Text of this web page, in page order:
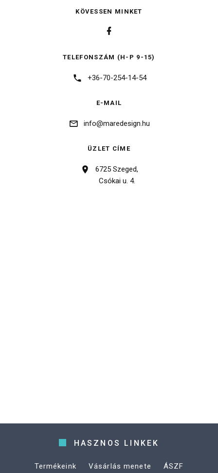
KÖVESSEN MINKET
TELEFONSZÁM (H-P 9-15)
+36-70-254-14-54
E-MAIL
info@maredesign.hu
ÜZLET CÍME
6725 Szeged,
Csókai u. 4.
HASZNOS LINKEK
Termékeink Vásárlás menete
ÁSZF